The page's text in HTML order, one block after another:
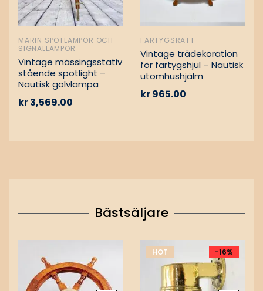
MARIN SPOTLAMPOR OCH
SIGNALLAMPOR
Vintage mässingsstativ
stående spotlight –
Nautisk golvlampa
kr3,569.00
FARTYGSRATT
Vintage trädekoration
för fartygshjul – Nautisk
utomhushjälm
kr965.00
Bästsäljare
HOT -16%